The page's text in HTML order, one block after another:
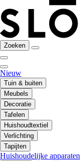
Zoeken
Nieuw
Tuin & buiten
Meubels
Decoratie
Tafelen
Huishoudtextiel
Verlichting
Tapijten
Huishoudelijke apparaten